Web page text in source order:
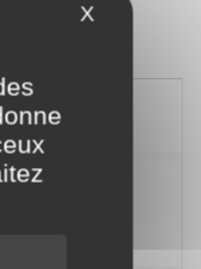
X Masquer